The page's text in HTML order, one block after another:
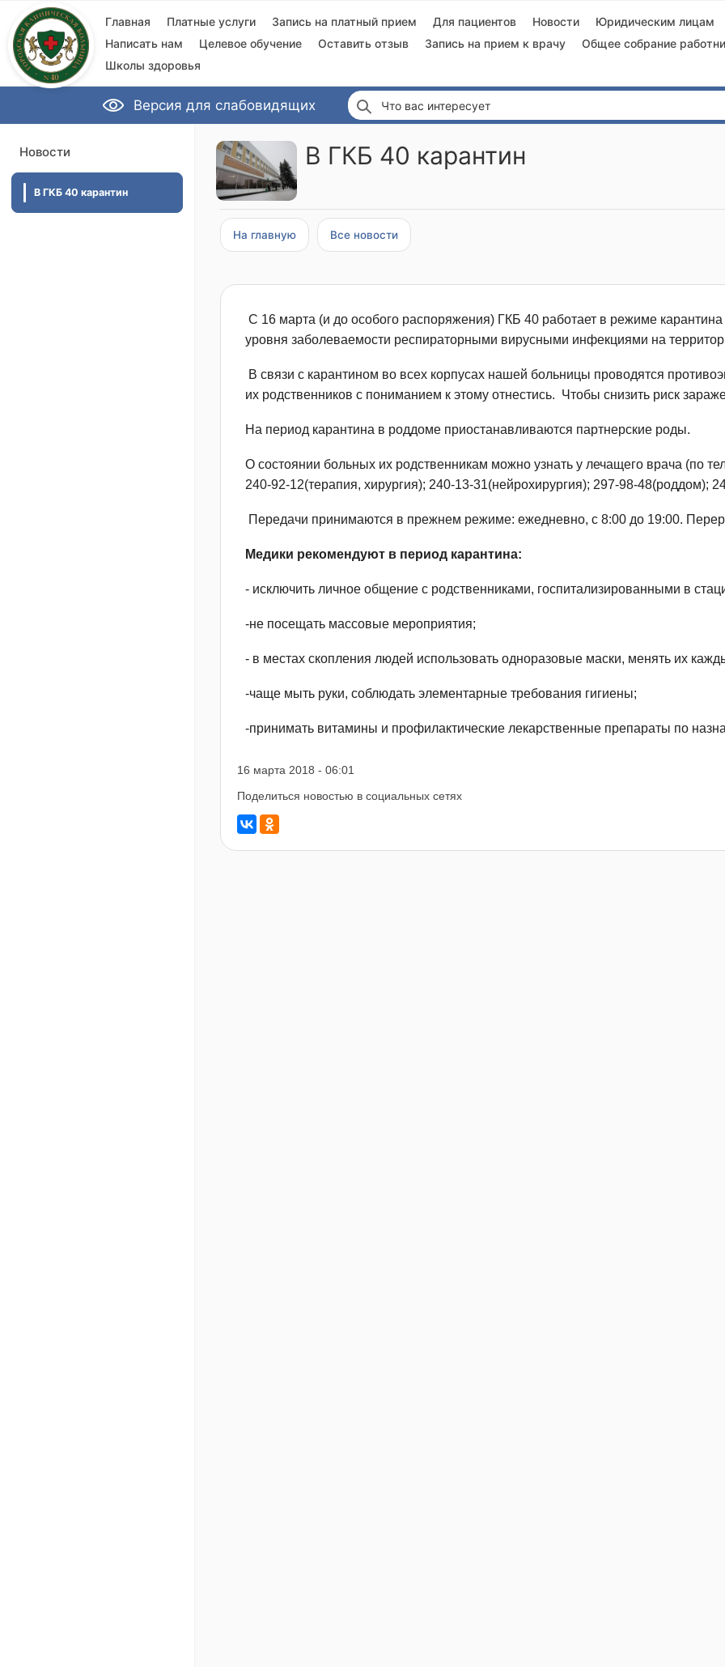
Главная Платные услуги Запись на платный прием Для пациентов Новости Юридическим лицам
Написать нам
Целевое обучение Оставить отзыв Запись на прием к врачу
Общее собрание
Школы здоровья
Версия для слабовидящих Что вас интересует
Новости
В ГКБ 40 карантин
В ГКБ 40 карантин
На главную Все новости
С 16 марта (и до особого распоряжения) ГКБ 40 работает в режиме
уровня заболеваемости респираторными вирусными инфекциями на
В связи с карантином во всех корпусах нашей больницы проводятся
их родственников с пониманием к этому отнестись. Чтобы снизить риск
На период карантина в роддоме приостанавливаются партнерские роды.
О состоянии больных их родственникам можно узнать у лечащего врача (по
240-92-12(терапия, хирургия); 240-13-31(нейрохирургия); 297-98-48(роддом);
Передачи принимаются в прежнем режиме: ежедневно, с 8:00 до 19:00.
Медики рекомендуют в период карантина:
- исключить личное общение с родственниками, госпитализированными в
-не посещать массовые мероприятия;
- в местах скопления людей использовать одноразовые маски, менять их
-чаще мыть руки, соблюдать элементарные требования гигиены;
-принимать витамины и профилактические лекарственные препараты по
16 марта 2018 - 06:01
Поделиться новостью в социальных сетях